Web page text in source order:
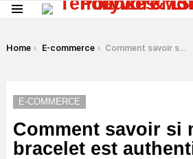
You are here:
Home E-commerce Comment savoir si mon bracelet est authentique : Guide d’identification simple
E-COMMERCE
Comment savoir si
bracelet est